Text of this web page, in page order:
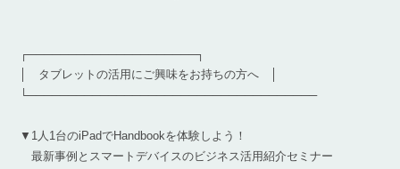
┌─────────────────────┐
│ タブレットの活用にご興味をお持ちの方へ │
└────────────────────────────────────
▼1人1台のiPadでHandbookを体験しよう！
最新事例とスマートデバイスのビジネス活用紹介セミナー